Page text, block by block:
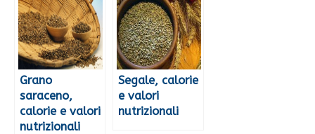
Grano
saraceno,
calorie e valori
nutrizionali
Segale, calorie
e valori
nutrizionali